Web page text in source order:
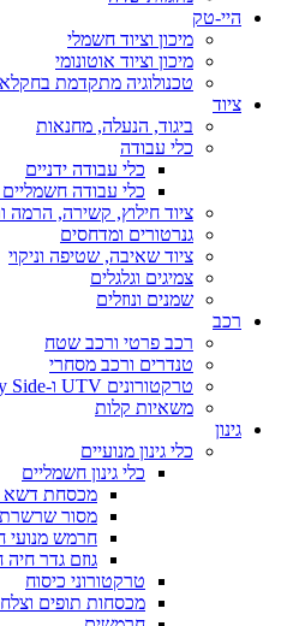
היי-טק
מיכון וציוד חשמלי
מיכון וציוד אוטונומי
טכנולוגיה מתקדמת
ציוד
ביגוד, הנעלה, מחנאות
כלי עבודה
כלי עבודה ידניים
כלי עבודה חשמליים
ציוד חילוץ, קשירה, הרמה
גנרטורים ומדחסים
ציוד שאיבה, שטיפה וניקוי
צמיגים וגלגלים
שמנים ונוזלים
רכב
רכב פרטי ורכב שטח
טנדרים ורכב מסחרי
טרקטורונים UTV ו-Side by Side
משאיות קלות
גינון
כלי גינון מנועיים
כלי גינון חשמליים
מכסחת דשא
מסור
חרמש מנועי
גוזם גדר
טרקטורוני כיסוח
מכסחות תופים